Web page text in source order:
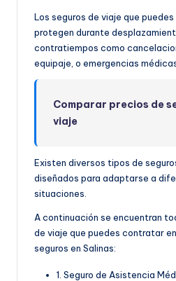
Los seguros de viaje que
protegen durante
contratiempos como
equipaje, o emergencias
Comparar precios de
viaje
Existen diversos tipos de
diseñados para adaptarse a
situaciones.
A continuación se encuentran
de viaje que puedes contratar
seguros en Salinas:
1. Seguro de Asistencia